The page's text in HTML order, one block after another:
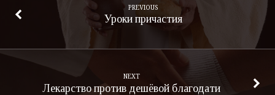
PREVIOUS
Уроки причастия
NEXT
Лекарство против дешёвой благодати